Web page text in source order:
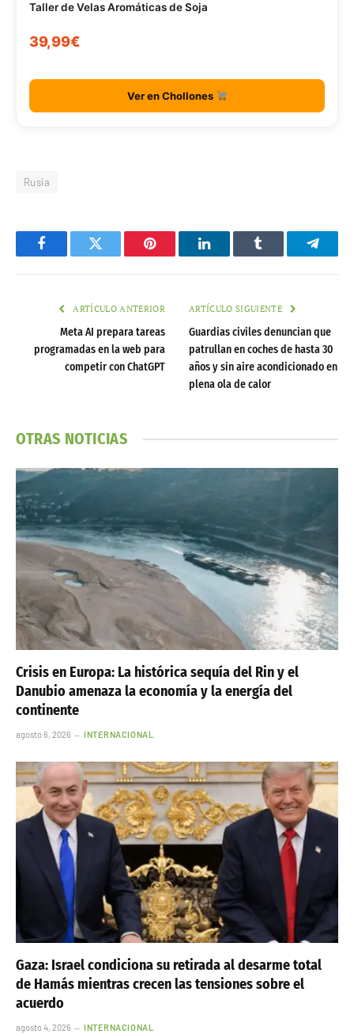
Taller de Velas Aromáticas de Soja
39,99€
Ver en Chollones
Rusia
FacebookTwitter Pinterest LinkedInTumblr
ARTÍCULO ANTERIOR
Meta AI prepara tareas
programadas en la web para
competir con ChatGPT
ARTÍCULO SIGUIENTE
Guardias civiles denuncian que
patrullan en coches de hasta 30
años y sin aire acondicionado en
plena ola de calor
OTRAS NOTICIAS
Crisis en Europa: La histórica sequía del Rin y el
Danubio amenaza la economía y la energía del
continente
agosto 6, 2026 INTERNACIONAL
Gaza: Israel condiciona su retirada al desarme total
de Hamás mientras crecen las tensiones sobre el
acuerdo
agosto 4, 2026 INTERNACIONAL